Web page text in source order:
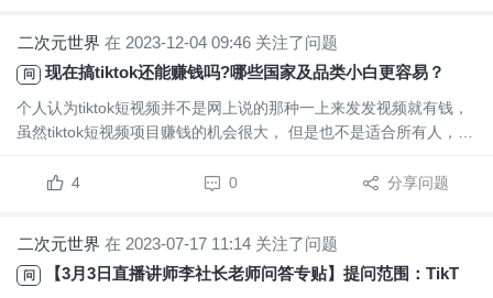
二次元世界 在 2023-12-04 09:46 关注了问题
问 现在搞tiktok还能赚钱吗?哪些国家及品类小白更容易？
个人认为tiktok短视频并不是网上说的那种一上来发发视频就有钱，
虽然tiktok短视频项目赚钱的机会很大， 但是也不是适合所有人，欢
4
0 分享问题
二次元世界 在 2023-07-17 11:14 关注了问题
问 【3月3日直播讲师李社长老师问答专贴】提问范围：TikTok美国半闭环小店与 #TikTok美国本土店#有关的各类问题，欢迎大家踊跃提问, 老师会在直播中为大家解答!